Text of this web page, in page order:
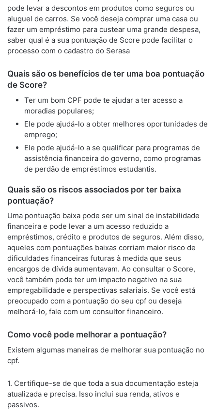
pode levar a descontos em produtos como seguros ou
aluguel de carros. Se você deseja comprar uma casa ou
fazer um empréstimo para custear uma grande despesa,
saber qual é a sua pontuação de Score pode facilitar o
processo com o cadastro do Serasa
Quais são os benefícios de ter uma boa pontuação
de Score?
Ter um bom CPF pode te ajudar a ter acesso a
moradias populares;
Ele pode ajudá-lo a obter melhores oportunidades de
emprego;
Ele pode ajudá-lo a se qualificar para programas de
assistência financeira do governo, como programas
de perdão de empréstimos estudantis.
Quais são os riscos associados por ter baixa
pontuação?
Uma pontuação baixa pode ser um sinal de instabilidade
financeira e pode levar a um acesso reduzido a
empréstimos, crédito e produtos de seguros. Além disso,
aqueles com pontuações baixas corriam maior risco de
dificuldades financeiras futuras à medida que seus
encargos de dívida aumentavam. Ao consultar o Score,
você também pode ter um impacto negativo na sua
empregabilidade e perspectivas salariais. Se você está
preocupado com a pontuação do seu cpf ou deseja
melhorá-lo, fale com um consultor financeiro.
Como você pode melhorar a pontuação?
Existem algumas maneiras de melhorar sua pontuação no
cpf.
1. Certifique-se de que toda a sua documentação esteja
atualizada e precisa. Isso inclui sua renda, ativos e
passivos.